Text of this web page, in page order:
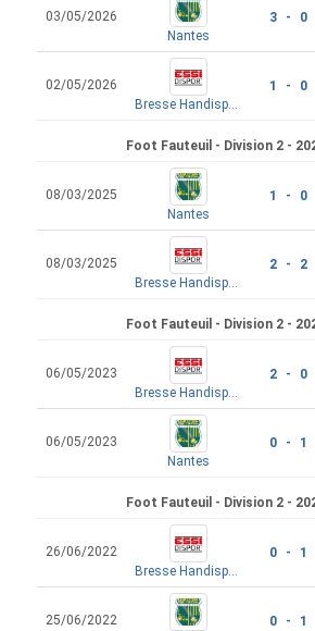
03/05/2026
Nantes
3 - 0
02/05/2026
Bresse Handisport
1 - 0
Foot Fauteuil - Division 2 -
08/03/2025
Nantes
1 - 0
08/03/2025
Bresse Handisport
2 - 2
Foot Fauteuil - Division 2 -
06/05/2023
Bresse Handisport
2 - 0
06/05/2023
Nantes
0 - 1
Foot Fauteuil - Division 2 -
26/06/2022
Bresse Handisport
0 - 1
25/06/2022
0 - 1